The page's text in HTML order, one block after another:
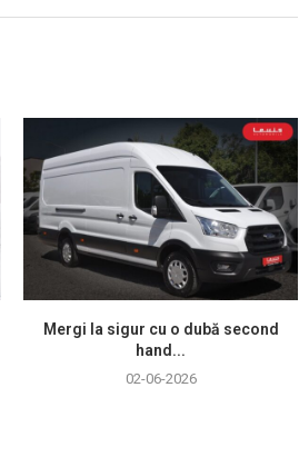
Mergi la sigur cu o dubă second
hand...
02-06-2026